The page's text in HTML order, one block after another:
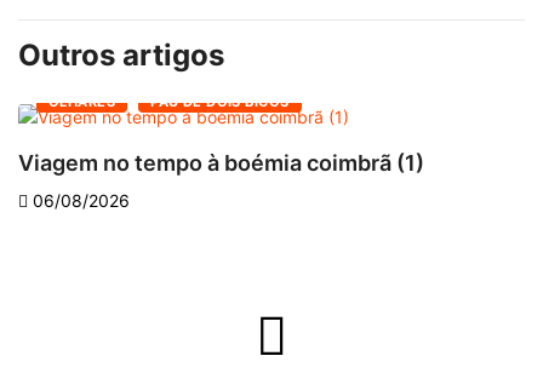
Outros artigos
OLHARES PAU DE DOIS BICOS
Viagem no tempo à boémia coimbrã (1)
06/08/2026